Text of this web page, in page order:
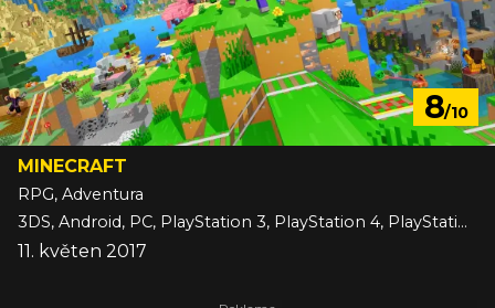
8/10
MINECRAFT
RPG, Adventura
3DS, Android, PC, PlayStation 3, PlayStation 4, PlayStation 5, Switch, Switch 2, VITA, Wii U, Xbox 360, Xbox One, Xbox Series, iOS
11. květen 2017